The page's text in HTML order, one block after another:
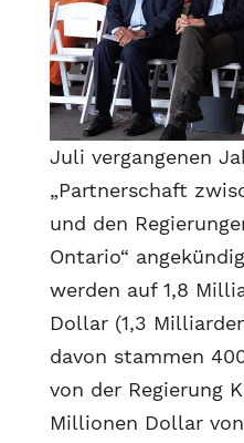
Juli vergangenen
„Partnerschaft
und den
Ontario“
werden auf 1,8
Dollar (1,3
davon stammen
von der Regierung
Millionen Dollar